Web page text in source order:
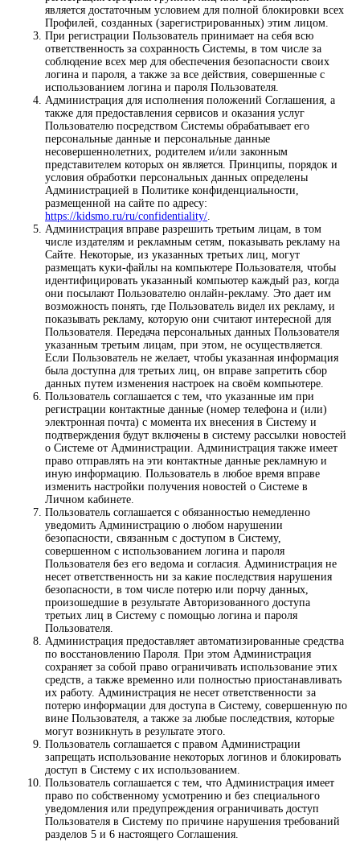
является достаточным условием для полной блокировки всех
Профилей, созданных (зарегистрированных) этим лицом.
При регистрации Пользователь принимает на себя всю
ответственность за сохранность Системы, в том числе за
соблюдение всех мер для обеспечения безопасности своих
логина и пароля, а также за все действия, совершенные с
использованием логина и пароля Пользователя.
Администрация для исполнения положений Соглашения, а
также для предоставления сервисов и оказания услуг
Пользователю посредством Системы обрабатывает его
персональные данные и персональные данные
несовершеннолетних, родителем и/или законным
представителем которых он является. Принципы, порядок и
условия обработки персональных данных определены
Администрацией в Политике конфиденциальности,
размещенной на сайте по адресу:
https://kidsmo.ru/ru/confidentiality/.
Администрация вправе разрешить третьим лицам, в том
числе издателям и рекламным сетям, показывать рекламу на
Сайте. Некоторые, из указанных третьих лиц, могут
размещать куки-файлы на компьютере Пользователя, чтобы
идентифицировать указанный компьютер каждый раз, когда
они посылают Пользователю онлайн-рекламу. Это дает им
возможность понять, где Пользователь видел их рекламу, и
показывать рекламу, которую они считают интересной для
Пользователя. Передача персональных данных Пользователя
указанным третьим лицам, при этом, не осуществляется.
Если Пользователь не желает, чтобы указанная информация
была доступна для третьих лиц, он вправе запретить сбор
данных путем изменения настроек на своём компьютере.
Пользователь соглашается с тем, что указанные им при
регистрации контактные данные (номер телефона и (или)
электронная почта) с момента их внесения в Систему и
подтверждения будут включены в систему рассылки новостей
о Системе от Администрации. Администрация также имеет
право отправлять на эти контактные данные рекламную и
иную информацию. Пользователь в любое время вправе
изменить настройки получения новостей о Системе в
Личном кабинете.
Пользователь соглашается с обязанностью немедленно
уведомить Администрацию о любом нарушении
безопасности, связанным с доступом в Систему,
совершенном с использованием логина и пароля
Пользователя без его ведома и согласия. Администрация не
несет ответственность ни за какие последствия нарушения
безопасности, в том числе потерю или порчу данных,
произошедшие в результате Авторизованного доступа
третьих лиц в Систему с помощью логина и пароля
Пользователя.
Администрация предоставляет автоматизированные средства
по восстановлению Пароля. При этом Администрация
сохраняет за собой право ограничивать использование этих
средств, а также временно или полностью приостанавливать
их работу. Администрация не несет ответственности за
потерю информации для доступа в Систему, совершенную по
вине Пользователя, а также за любые последствия, которые
могут возникнуть в результате этого.
Пользователь соглашается с правом Администрации
запрещать использование некоторых логинов и блокировать
доступ в Систему с их использованием.
Пользователь соглашается с тем, что Администрация имеет
право по собственному усмотрению и без специального
уведомления или предупреждения ограничивать доступ
Пользователя в Систему по причине нарушения требований
разделов 5 и 6 настоящего Соглашения.